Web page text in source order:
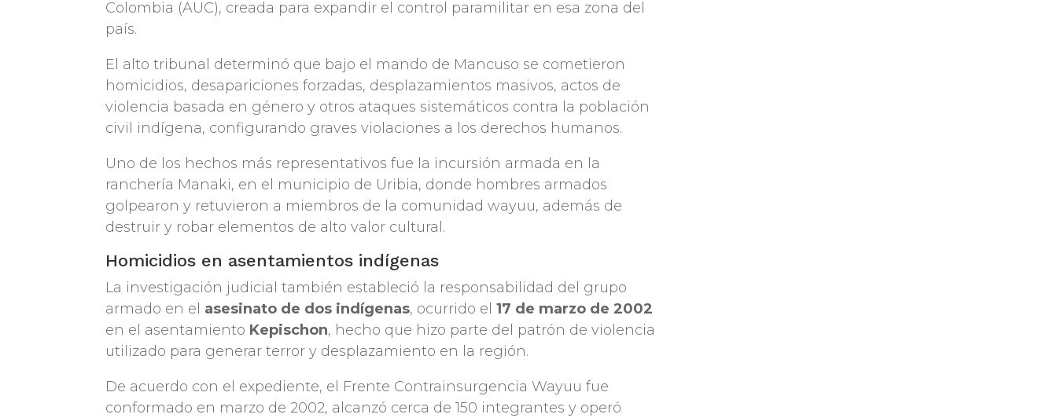
Colombia (AUC), creada para expandir el control paramilitar en esa zona del
país.
El alto tribunal determinó que bajo el mando de Mancuso se cometieron
homicidios, desapariciones forzadas, desplazamientos masivos, actos de
violencia basada en género y otros ataques sistemáticos contra la población
civil indígena, configurando graves violaciones a los derechos humanos.
Uno de los hechos más representativos fue la incursión armada en la
ranchería Manaki, en el municipio de Uribia, donde hombres armados
golpearon y retuvieron a miembros de la comunidad wayuu, además de
destruir y robar elementos de alto valor cultural.
Homicidios en asentamientos indígenas
La investigación judicial también estableció la responsabilidad del grupo
armado en el asesinato de dos indígenas, ocurrido el17 de marzo de 2002
en el asentamiento Kepischon, hecho que hizo parte del patrón de violencia
utilizado para generar terror y desplazamiento en la región.
De acuerdo con el expediente, el Frente Contrainsurgencia Wayuu fue
conformado en marzo de 2002, alcanzó cerca de 150 integrantes y operó